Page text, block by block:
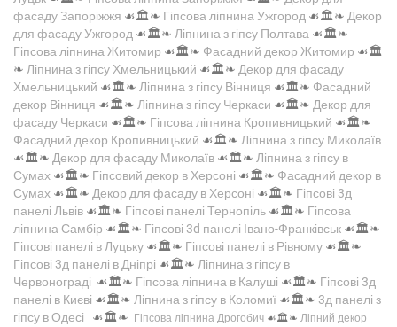
фасаду Запоріжжя ☙🏛️❧ Гіпсова ліпнина Ужгород ☙🏛️❧ Декор
для фасаду Ужгород ☙🏛️❧ Ліпнина з гіпсу Полтава ☙🏛️❧
Гіпсова ліпнина Житомир ☙🏛️❧ Фасадний декор Житомир ☙🏛️
❧ Ліпнина з гіпсу Хмельницький ☙🏛️❧ Декор для фасаду
Хмельницький ☙🏛️❧ Ліпнина з гіпсу Вінниця ☙🏛️❧ Фасадний
декор Вінниця ☙🏛️❧ Ліпнина з гіпсу Черкаси ☙🏛️❧ Декор для
фасаду Черкаси ☙🏛️❧ Гіпсова ліпнина Кропивницький ☙🏛️❧
Фасадний декор Кропивницький ☙🏛️❧ Ліпнина з гіпсу Миколаїв
☙🏛️❧ Декор для фасаду Миколаїв ☙🏛️❧ Ліпнина з гіпсу в
Сумах ☙🏛️❧ Гіпсовий декор в Херсоні ☙🏛️❧ Фасадний декор в
Сумах ☙🏛️❧ Декор для фасаду в Херсоні ☙🏛️❧ Гіпсові 3д
панелі Львів ☙🏛️❧ Гіпсові панелі Тернопіль ☙🏛️❧ Гіпсова
ліпнина Самбір ☙🏛️❧ Гіпсові 3d панелі Івано-Франківськ ☙🏛️❧
Гіпсові панелі в Луцьку ☙🏛️❧ Гіпсові панелі в Рівному ☙🏛️❧
Гіпсові 3д панелі в Дніпрі ☙🏛️❧ Ліпнина з гіпсу в
Червонограді ☙🏛️❧ Гіпсова ліпнина в Калуші ☙🏛️❧ Гіпсові 3д
панелі в Києві ☙🏛️❧ Ліпнина з гіпсу в Коломиї ☙🏛️❧ 3д панелі з
гіпсу в Одесі ☙🏛️❧ Гіпсова ліпнина Дрогобич ☙🏛️❧ Ліпний декор